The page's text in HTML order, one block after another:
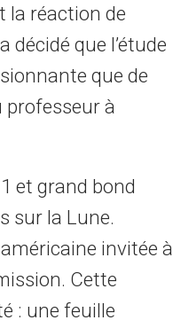
la réaction de
que l’étude
que de
professeur à
et grand bond
sur la Lune.
invitée à
Cette
: une feuille